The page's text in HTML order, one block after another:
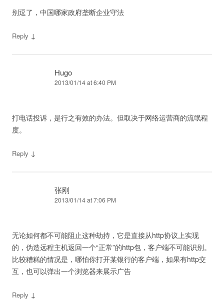
别逗了，中国哪家政府垄断企业守法
Reply ↓
Hugo
2013/01/14 at 6:40 PM
打电话投诉，是行之有效的办法。但取决于网络运营商的流氓程
度。
Reply ↓
张刚
2013/01/14 at 7:06 PM
无论如何都不可能阻止这种劫持，它是直接从http协议上实现
的，伪造远程主机返回一个“正常”的http包，客户端不可能识别。
比较糟糕的情况是，哪怕你打开某银行的客户端，如果有http交
互，也可以弹出一个浏览器来展示广告
Reply ↓